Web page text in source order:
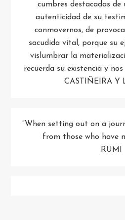
cumbres destacadas de
autenticidad de su
conmovernos, de
sacudida vital, porque su
vislumbrar la
recuerda su existencia y
CASTIÑEIRA Y
“When setting out on a
from those who have
RUMI